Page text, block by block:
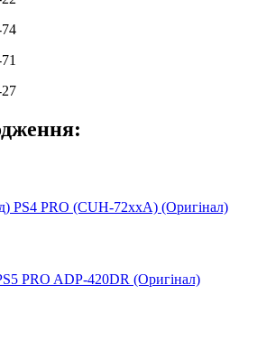
PS4 PRO (CUH-72xxA) (Оригінал)
PRO ADP-420DR (Оригінал)